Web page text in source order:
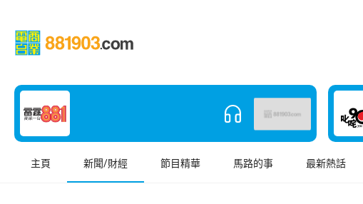
主頁 新聞/財經 節目精華 馬路的事 最新熱話